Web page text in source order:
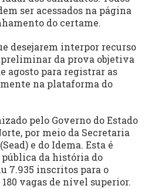
ser acessados na página
do certame.
desejarem interpor recurso
da prova objetiva
agosto para registrar as
na plataforma do
pelo Governo do Estado
por meio da Secretaria
e do Idema. Esta é
da história do
7.935 inscritos para o
vagas de nível superior.